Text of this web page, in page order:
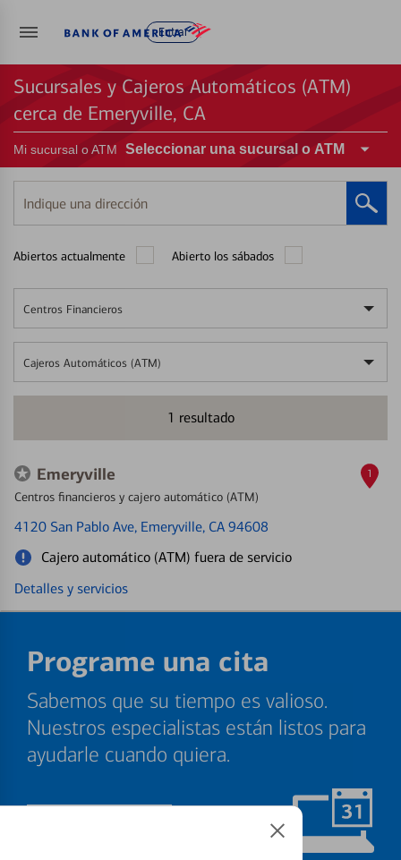
Entrar
Sucursales y Cajeros Automáticos (ATM)
cerca de Emeryville, CA
Mi sucursal o ATM Seleccionar una sucursal o ATM
Indique
una
Abiertos actualmente Abierto los sábados
Centros Financieros
Cajeros Automáticos (ATM)
1 resultado
Emeryville
Centros financieros y cajero automático (ATM)
4120 San Pablo Ave, Emeryville, CA 94608
Cajero automático (ATM) fuera de servicio
Detalles y servicios
1
Programe una cita
Sabemos que su tiempo es valioso.
Nuestros especialistas están listos para
ayudarle cuando quiera.